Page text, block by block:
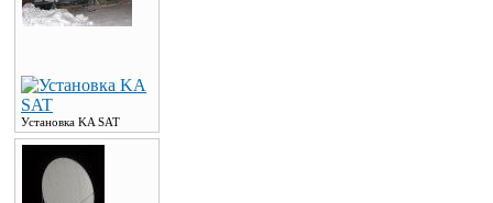
Установка KA SAT